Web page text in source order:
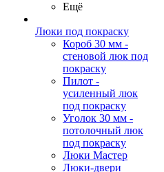
Ещё
Люки под покраску
Короб 30 мм -
стеновой люк под
покраску
Пилот -
усиленный люк
под покраску
Уголок 30 мм -
потолочный люк
под покраску
Люки Мастер
Люки-двери